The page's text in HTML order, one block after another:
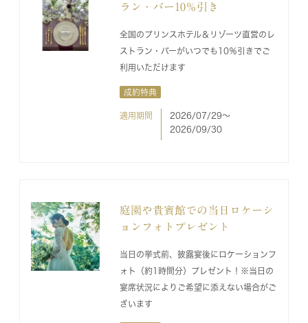
ラン・バー10％引き
全国のプリンスホテル＆リゾーツ直営のレ
ストラン・バーがいつでも10％引きでご
利用いただけます
成約特典
適用期間
2026/07/29〜
2026/09/30
庭園や貴賓館での当日ロケーシ
ョンフォトプレゼント
当日の挙式前、披露宴後にロケーションフ
ォト（約1時間分）プレゼント！※当日の
宴席状況によりご希望に添えない場合がご
ざいます